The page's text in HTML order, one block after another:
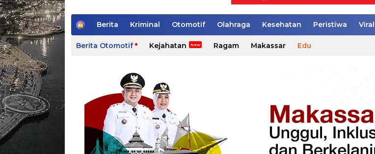
H
m
e
Berita Kriminal Otomotif Olahraga Kesehatan Peristiwa Viral
Berita Otomotif Kejahatan Ragam Makassar Edu